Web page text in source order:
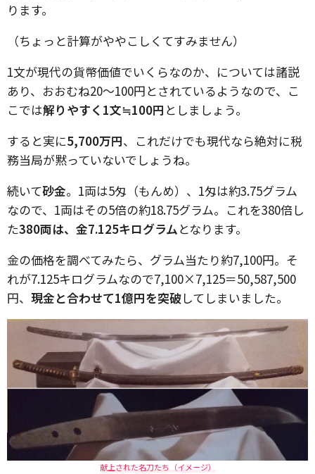
ります。
（ちょっと計算がややこしくてすみません）
1文が現代の貨幣価値でいくらなのか、については諸説
あり、おおむね20～100円とされているようなので、こ
こでは解りやすく1文≒100円 としましょう。
すると実に5,700万円、これだけでも現代なら絶対に税
務当局が黙っていないでしょうね。
続いて砂金。1両は5匁（もんめ）、1匁は約3.75グラム
なので、1両はその5倍の約18.75グラム。これを380倍し
た380両は、金7.125キログラムとなります。
金の価格を調べてみたら、グラム当たり約7,100円。そ
れが7.125キログラムなので7,100×7,125＝50,587,500
円、 現金と合わせて1億円を突破してしまいました。
献上された名刀たち（イメージ）